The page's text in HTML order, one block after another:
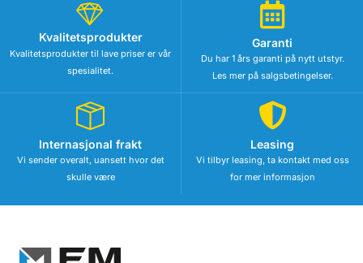
Kvalitetsprodukter
Kvalitetsprodukter til lave priser er vår
spesialitet.
Garanti
Du har 1 års garanti på nytt utstyr.
Les mer på salgsbetingelser.
Internasjonal frakt
Vi sender overalt, uansett hvor det
skulle være
Leasing
Vi tilbyr leasing, ta kontakt med oss
for mer informasjon